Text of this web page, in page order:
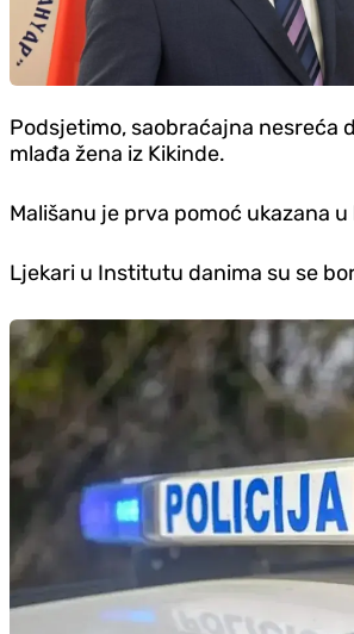
Podsjetimo, saobraćajna nesreća
mlađa žena iz Kikinde.
Mališanu je prva pomoć ukazana
Ljekari u Institutu danima su se